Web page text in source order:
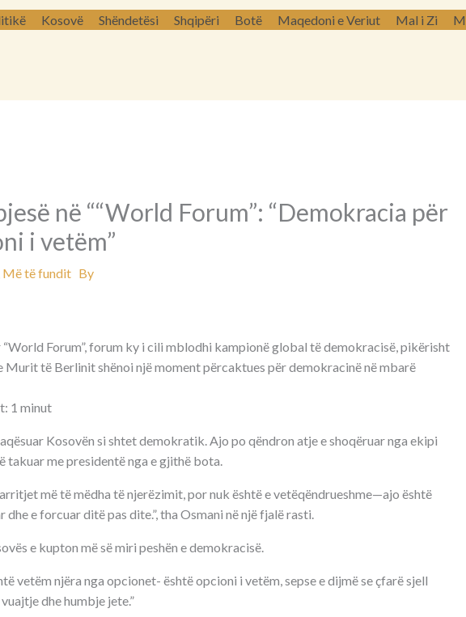
Kosovë Shëndetësi Shqipëri Botë Maqedoni e Veriut Mal i Zi
në ““World Forum”: “Demokracia për
i vetëm”
Më të funditBy
Forum”, forum ky i cili mblodhi kampionë global të demokracisë, pikërisht
Murit të Berlinit shënoi një moment përcaktues për demokracinë në mbarë
1 minut
Kosovën si shtet demokratik. Ajo po qëndron atje e shoqëruar nga ekipi
takuar me presidentë nga e gjithë bota.
më të mëdha të njerëzimit, por nuk është e vetëqëndrueshme—ajo është
dhe e forcuar ditë pas dite.”, tha Osmani në një fjalë rasti.
e kupton më së miri peshën e demokracisë.
vetëm njëra nga opcionet- është opcioni i vetëm, sepse e dijmë se çfarë sjell
dhe humbje jete.”